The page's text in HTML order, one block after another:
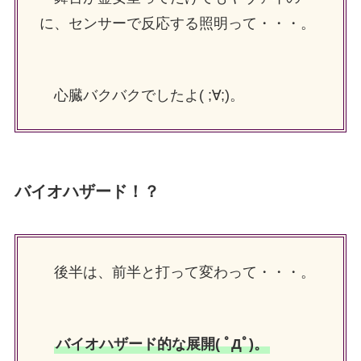
に、センサーで反応する照明って・・・。
心臓バクバクでしたよ( ;∀;)。
バイオハザード！？
後半は、前半と打って変わって・・・。
バイオハザード的な展開( ﾟДﾟ)。